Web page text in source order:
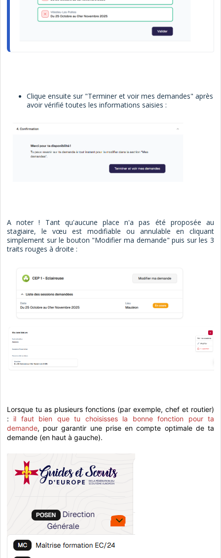
Clique ensuite sur "Terminer et voir mes demandes" après
avoir vérifié toutes les informations saisies :
A noter ! Tant qu'aucune place n'a pas été proposée au
stagiaire, le vœu est modifiable ou annulable en cliquant
simplement sur le bouton "Modifier ma demande" puis sur les 3
traits rouges à droite :
Lorsque tu as plusieurs fonctions (par exemple, chef et routier)
: il faut bien que tu choisisses la bonne fonction pour ta
demande, pour garantir une prise en compte optimale de ta
demande (en haut à gauche).